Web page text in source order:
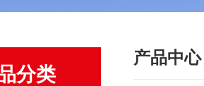
分类
产品中心